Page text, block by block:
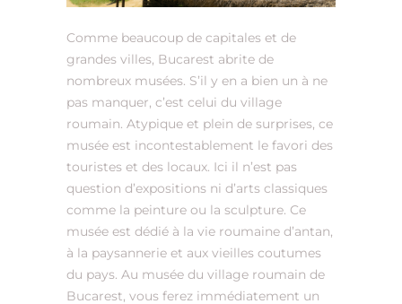
Comme beaucoup de capitales et de
grandes villes, Bucarest abrite de
nombreux musées. S’il y en a bien un à ne
pas manquer, c’est celui du village
roumain. Atypique et plein de surprises, ce
musée est incontestablement le favori des
touristes et des locaux. Ici il n’est pas
question d’expositions ni d’arts classiques
comme la peinture ou la sculpture. Ce
musée est dédié à la vie roumaine d’antan,
à la paysannerie et aux vieilles coutumes
du pays. Au musée du village roumain de
Bucarest, vous ferez immédiatement un